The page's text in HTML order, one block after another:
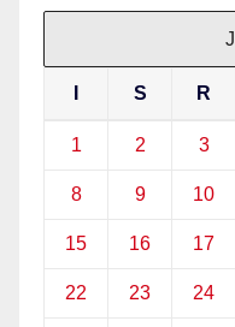
S R
1 2 3
8 9 10
15 16 17
22 23 24